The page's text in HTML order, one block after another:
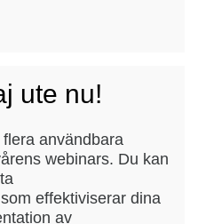
ute nu!
användbara
webinars. Du kan
effektiviserar dina
av